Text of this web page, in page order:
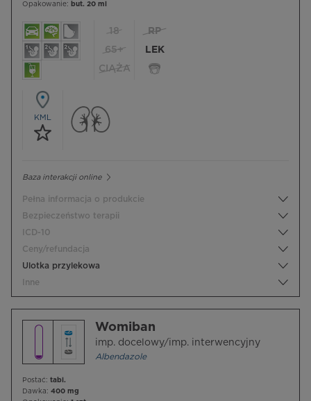
Opakowanie: but. 20 ml
18
65+
CIĄŻA
RP
LEK
KML
Baza interakcji online
Pełna informacja o produkcie
Bezpieczeństwo terapii
ICD-10
Ceny/refundacja
Ulotka przylekowa
Inne
Womiban
imp. docelowy/imp. interwencyjny
Albendazole
Postać: tabl.
Dawka: 400 mg